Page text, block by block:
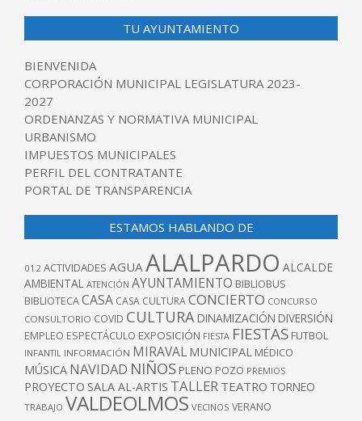
TU AYUNTAMIENTO
BIENVENIDA
CORPORACIÓN MUNICIPAL LEGISLATURA 2023-
2027
ORDENANZAS Y NORMATIVA MUNICIPAL
URBANISMO
IMPUESTOS MUNICIPALES
PERFIL DEL CONTRATANTE
PORTAL DE TRANSPARENCIA
ESTAMOS HABLANDO DE
012 ACTIVIDADES AGUA ALALPARDO ALCALDE
AMBIENTAL ATENCIÓN AYUNTAMIENTO BIBLIOBUS
BIBLIOTECACASA CASA CULTURACONCIERTO CONCURSO
CONSULTORIO COVID CULTURA DINAMIZACIÓN DIVERSIÓN
EMPLEO ESPECTÁCULO EXPOSICIÓN FIESTA FIESTAS FUTBOL
INFANTIL INFORMACIÓN MIRAVAL MUNICIPAL MÉDICO
MÚSICA NAVIDAD NIÑOS PLENO POZO PREMIOS
PROYECTO SALA AL-ARTIS TALLER TEATRO TORNEO
TRABAJO VALDEOLMOS VECINOS VERANO